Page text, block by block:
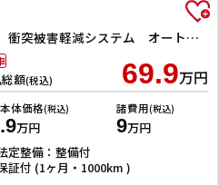
L SAIII クリアランスソナー 衝突被害軽減システム オートマチックハイビーム オートライト キーレスエントリー アイドリングストップ CVT ESC CD エアコン パワーステアリング パワーウィンドウ
額(税込) 69.9万円
体価格(税込)
万円
諸費用(税込)
9万円
定整備：整備付
証付 (1ヶ月・1000km )